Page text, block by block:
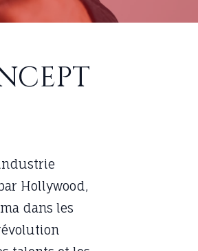
Hollywood,
dans les